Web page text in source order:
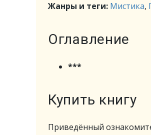
Жанры и теги: Мистика,
Оглавление
***
Купить книгу
Приведённый